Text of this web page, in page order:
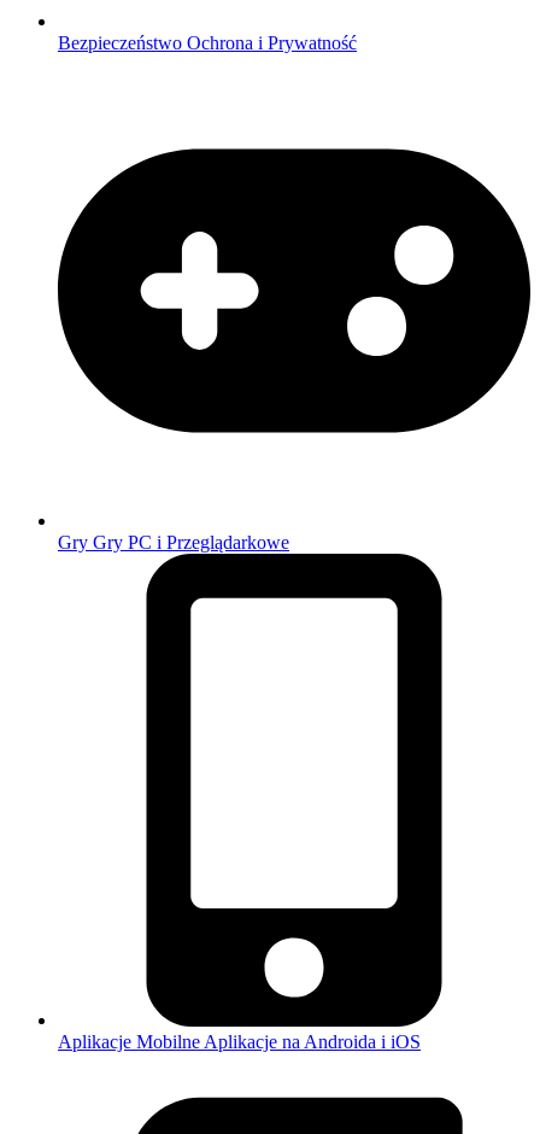
Bezpieczeństwo Ochrona i Prywatność
Gry Gry PC i Przeglądarkowe
Aplikacje Mobilne Aplikacje na Androida i iOS